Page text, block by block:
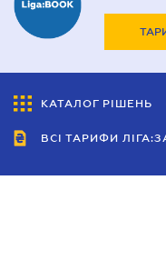
КАТАЛОГ РІШЕНЬ
ВСІ ТАРИФИ